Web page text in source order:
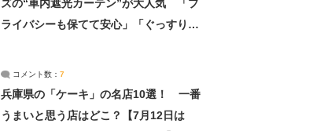
ズの“車内遮光カーテン”が大人気 「プ
ライバシーも保てて安心」「ぐっすり眠
コメント数： 7
兵庫県の「ケーキ」の名店10選！ 一番
うまいと思う店はどこ？【7月12日は